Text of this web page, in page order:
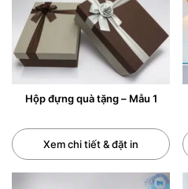
Hộp đựng quà tặng – Mẫu 1
Xem chi tiết & đặt in